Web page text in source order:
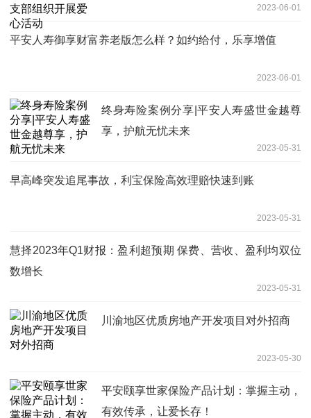
2023-06-01
平安人寿御享财富养老版怎么样？如约给付，乐享增值
2023-06-01
终身寿险案例分享|平安人寿盛世金越尊
享，护航无忧未来
2023-05-31
早高峰突发追尾事故，利宝保险高效理赔快速到账
2023-05-31
慧择2023年Q1财报：盈利超预期 保费、营收、盈利均双位
数增长
2023-05-31
川渝地区优质房地产开发项目对外招商
2023-05-30
平安颐享世家保险产品计划：掌握主动，
有效传承，让爱长存！